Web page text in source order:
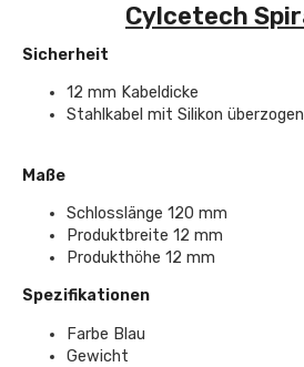
Cylcetech
Sicherheit
12 mm Kabeldicke
Stahlkabel mit Silikon überzogen
Maße
Schlosslänge 120 mm
Produktbreite 12 mm
Produkthöhe 12 mm
Spezifikationen
Farbe Blau
Gewicht